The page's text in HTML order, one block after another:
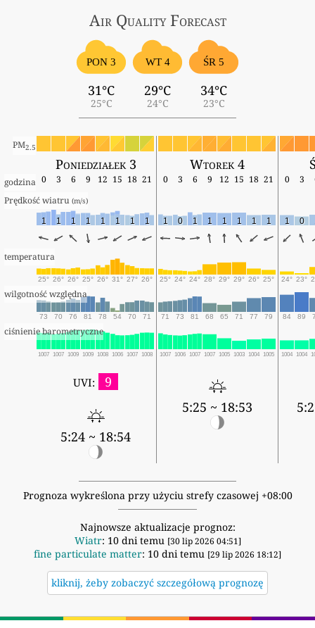
Air QualityForecast
PON 3
31°C
25°C
WT 4
29°C
24°C
ŚR 5
34°C
23°C
PM2.5
Poniedziałek 3 Wtorek 4
godzina 0 3 6 9 12 15 18 21 0 3 6 9 12 15 18 21 0 3
Prędkość wiatru (m/s)
1 1 1 1 1 1 1 1 1 0 1 1 1 1 1 1 1 0
temperatura
25° 26° 26° 25° 26° 31° 27° 26° 25° 24° 24° 28° 29° 29° 26° 25° 24° 23°
wilgotność względna
73 70 76 81 78 54 70 71 71 73 81 68 65 71 77 79 84 89
ciśnienie barometryczne
1007 1007 1009 1009 1008 1006 1007 1008 1007 1006 1007 1007 1005 1003 1004 1005 1004 1004
UVI: 9
5:24 ~ 18:54
5:25 ~ 18:53
Prognoza wykreślona przy użyciu strefy czasowej +08:00
Najnowsze aktualizacje prognoz:
Wiatr: 10 dni temu [30 lip 2026 04:51]
fine particulate matter: 10 dni temu [29 lip 2026 18:12]
kliknij, żeby zobaczyć szczegółową prognozę